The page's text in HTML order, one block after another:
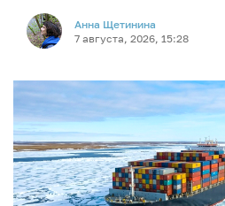
Анна Щетинина
7 августа, 2026, 15:28